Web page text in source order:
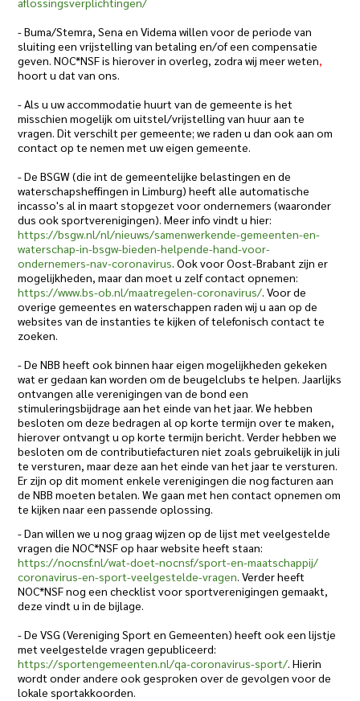
- Buma/Stemra, Sena en Videma willen voor de periode van
sluiting een vrijstelling van betaling en/of een compensatie
geven. NOC*NSF is hierover in overleg, zodra wij meer weten,
hoort u dat van ons.
- Als u uw accommodatie huurt van de gemeente is het
misschien mogelijk om uitstel/vrijstelling van huur aan te
vragen. Dit verschilt per gemeente; we raden u dan ook aan om
contact op te nemen met uw eigen gemeente.
- De BSGW (die int de gemeentelijke belastingen en de
waterschapsheffingen in Limburg) heeft alle automatische
incasso's al in maart stopgezet voor ondernemers (waaronder
dus ook sportverenigingen). Meer info vindt u hier:
https://bsgw.nl/nl/nieuws/samenwerkende-gemeenten-en-
waterschap-in-bsgw-bieden-helpende-hand-voor-
ondernemers-nav-coronavirus. Ook voor Oost-Brabant zijn er
mogelijkheden, maar dan moet u zelf contact opnemen:
https://www.bs-ob.nl/maatregelen-coronavirus/. Voor de
overige gemeentes en waterschappen raden wij u aan op de
websites van de instanties te kijken of telefonisch contact te
zoeken.
- De NBB heeft ook binnen haar eigen mogelijkheden gekeken
wat er gedaan kan worden om de beugelclubs te helpen. Jaarlijks
ontvangen alle verenigingen van de bond een
stimuleringsbijdrage aan het einde van het jaar. We hebben
besloten om deze bedragen al op korte termijn over te maken,
hierover ontvangt u op korte termijn bericht. Verder hebben we
besloten om de contributiefacturen niet zoals gebruikelijk in juli
te versturen, maar deze aan het einde van het jaar te versturen.
Er zijn op dit moment enkele verenigingen die nog facturen aan
de NBB moeten betalen. We gaan met hen contact opnemen om
te kijken naar een passende oplossing.
- Dan willen we u nog graag wijzen op de lijst met veelgestelde
vragen die NOC*NSF op haar website heeft staan:
https://nocnsf.nl/wat-doet-nocnsf/sport-en-maatschappij/
coronavirus-en-sport-veelgestelde-vragen. Verder heeft
NOC*NSF nog een checklist voor sportverenigingen gemaakt,
deze vindt u in de bijlage.
- De VSG (Vereniging Sport en Gemeenten) heeft ook een lijstje
met veelgestelde vragen gepubliceerd:
https://sportengemeenten.nl/qa-coronavirus-sport/. Hierin
wordt onder andere ook gesproken over de gevolgen voor de
lokale sportakkoorden.